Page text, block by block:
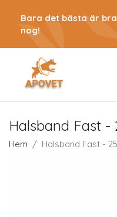
Bara det bästa är bra
nog!
Halsband Fast
Hem Halsband Fast -